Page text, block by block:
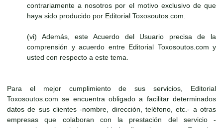
contrariamente a nosotros por el motivo exclusivo de que
haya sido producido por Editorial Toxosoutos.com.
(vi) Además, este Acuerdo del Usuario precisa de la
comprensión y acuerdo entre Editorial Toxosoutos.com y
usted con respecto a este tema.
Para el mejor cumplimiento de sus servicios, Editorial
Toxosoutos.com se encuentra obligado a facilitar determinados
datos de sus clientes -nombre, dirección, teléfono, etc.- a otras
empresas que colaboran con la prestación del servicio -